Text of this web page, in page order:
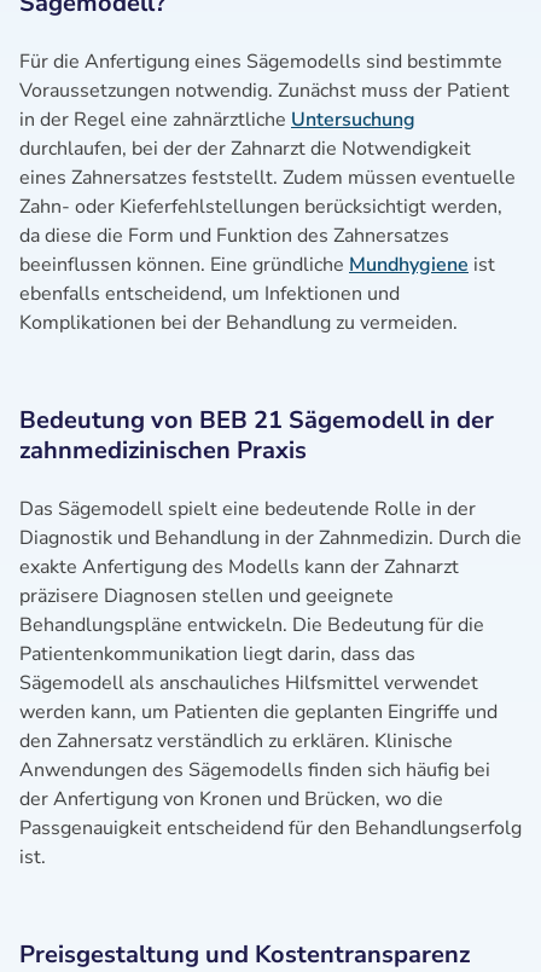
Für die Anfertigung eines Sägemodells sind bestimmte
Voraussetzungen notwendig. Zunächst muss der Patient
in der Regel eine zahnärztliche Untersuchung
durchlaufen, bei der der Zahnarzt die Notwendigkeit
eines Zahnersatzes feststellt. Zudem müssen eventuelle
Zahn- oder Kieferfehlstellungen berücksichtigt werden,
da diese die Form und Funktion des Zahnersatzes
beeinflussen können. Eine gründliche Mundhygiene ist
ebenfalls entscheidend, um Infektionen und
Komplikationen bei der Behandlung zu vermeiden.
Bedeutung von BEB 21 Sägemodell in der
zahnmedizinischen Praxis
Das Sägemodell spielt eine bedeutende Rolle in der
Diagnostik und Behandlung in der Zahnmedizin. Durch die
exakte Anfertigung des Modells kann der Zahnarzt
präzisere Diagnosen stellen und geeignete
Behandlungspläne entwickeln. Die Bedeutung für die
Patientenkommunikation liegt darin, dass das
Sägemodell als anschauliches Hilfsmittel verwendet
werden kann, um Patienten die geplanten Eingriffe und
den Zahnersatz verständlich zu erklären. Klinische
Anwendungen des Sägemodells finden sich häufig bei
der Anfertigung von Kronen und Brücken, wo die
Passgenauigkeit entscheidend für den Behandlungserfolg
ist.
Preisgestaltung und Kostentransparenz